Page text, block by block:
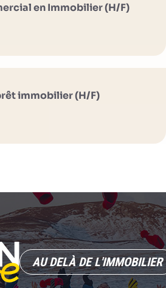
en Immobilier (H/F)
immobilier (H/F)
AU DELÀ DE L'IMMOBILIER